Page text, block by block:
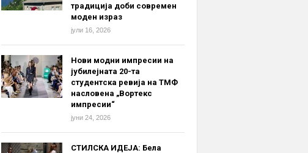
традиција доби современ
моден израз
јули 16, 2026
Нови модни импресии на
јубилејната 20-та
студентска ревија на ТМФ
насловена „Вортекс
импресии“
јуни 24, 2026
СТИЛСКА ИДЕЈА: Бела